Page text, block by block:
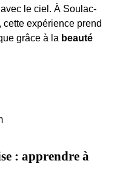
le ciel. À Soulac-
expérience prend
grâce à la beauté
: apprendre à